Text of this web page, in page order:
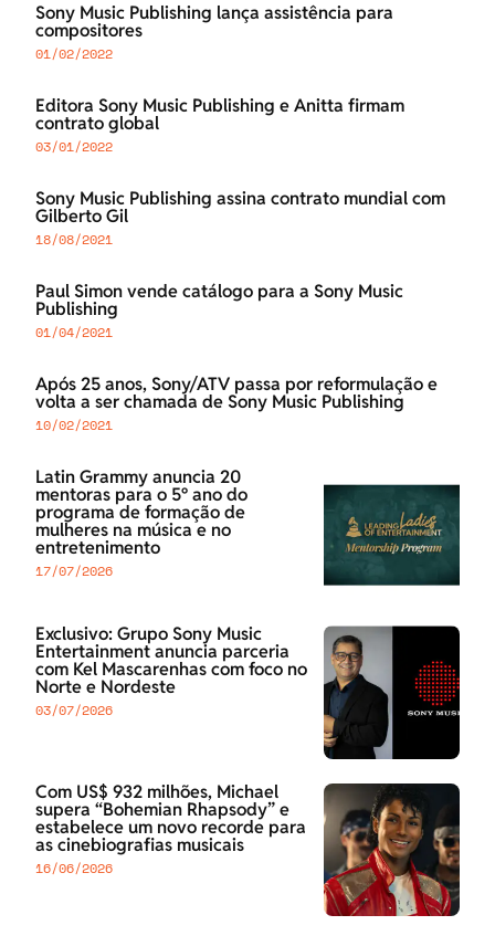
Sony Music Publishing lança assistência para
compositores
01/02/2022
Editora Sony Music Publishing e Anitta firmam
contrato global
03/01/2022
Sony Music Publishing assina contrato mundial com
Gilberto Gil
18/08/2021
Paul Simon vende catálogo para a Sony Music
Publishing
01/04/2021
Após 25 anos, Sony/ATV passa por reformulação e
volta a ser chamada de Sony Music Publishing
10/02/2021
Latin Grammy anuncia 20
mentoras para o 5º ano do
programa de formação de
mulheres na música e no
entretenimento
17/07/2026
Exclusivo: Grupo Sony Music
Entertainment anuncia parceria
com Kel Mascarenhas com foco no
Norte e Nordeste
03/07/2026
Com US$ 932 milhões, Michael
supera “Bohemian Rhapsody” e
estabelece um novo recorde para
as cinebiografias musicais
16/06/2026